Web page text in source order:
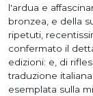
l'ardua e
bronzea, e della
ripetuti,
confermato il
edizioni: e, di
traduzione
esemplata sulla